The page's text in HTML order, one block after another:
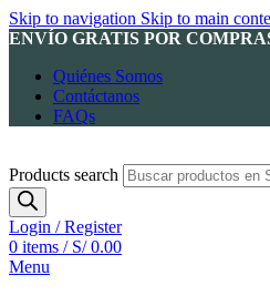
Skip to navigation Skip to main
ENVÍO GRATIS POR
Quiénes Somos
Contáctanos
FAQs
Products search
Login / Register
0 items / S/0.00
Menu